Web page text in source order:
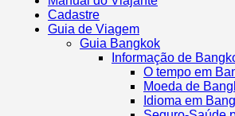
Cadastre
Guia de Viagem
Guia Bangkok
Informação de
O tempo em
Moeda de
Idioma em